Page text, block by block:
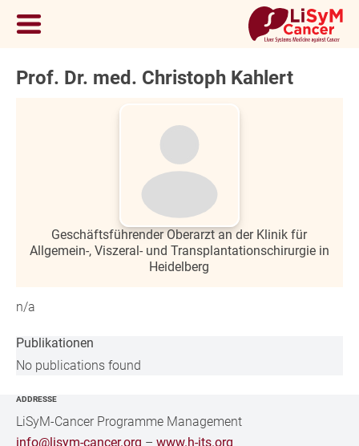
Prof. Dr. med. Christoph Kahlert
Geschäftsführender Oberarzt an der Klinik für
Allgemein-, Viszeral- und Transplantationschirurgie in
Heidelberg
n/a
Publikationen
No publications found
ADDRESSE
LiSyM-Cancer Programme Management
info@lisym-cancer.org –www.h-its.org